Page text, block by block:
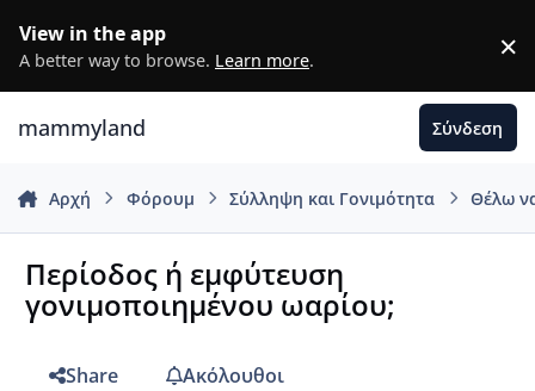
View in the app
A better way to browse. Learn more. ×
mammyland Σύνδεση
Αρχή Φόρουμ Σύλληψη και Γονιμότητα Θέλω
Περίοδος ή εμφύτευση
γονιμοποιημένου ωαρίου;
Share
Ακόλουθοι